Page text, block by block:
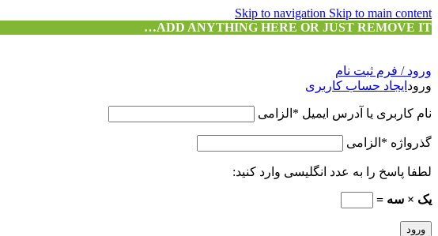
Skip to navigation Skip to main content
ADD ANYTHING HERE OR JUST REMOVE IT…
ورود / فرم ثبت نام
ورود ایجاد حساب کاربری
نام کاربری یا آدرس ایمیل * الزامی
گذرواژه * الزامی
لطفا پاسخ را به عدد انگلیسی وارد کنید:
یک × سه =
ورود